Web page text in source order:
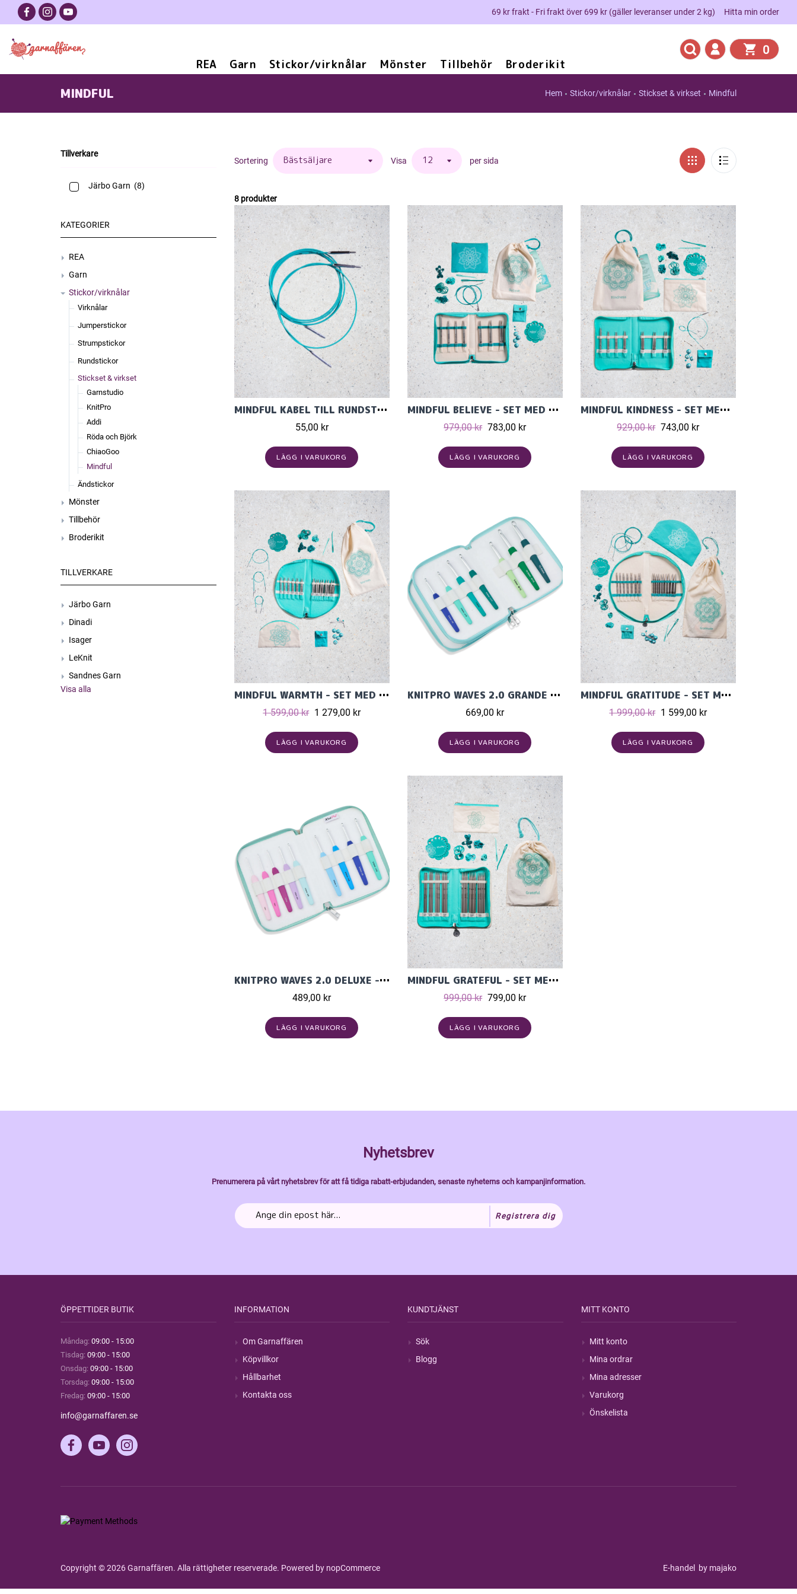
69 kr frakt - Fri frakt över 699 kr (gäller leveranser under 2 kg) Hitta min order
REA Garn Stickor/virknålar Mönster Tillbehör Broderikit
0
MINDFUL Hem Stickor/virknålar Stickset & virkset Mindful
Sortering Visa per sida
8 produkter
MINDFUL KABEL TILL RUNDSTICKA
55,00 kr
LÄGG I VARUKORG
MINDFUL BELIEVE - SET MED ÄNDSTICKOR (7 PAR, 13 CM) OCH TILLBEHÖR
979,00 kr 783,00 kr
LÄGG I VARUKORG
MINDFUL KINDNESS - SET MED KORTA ÄNDSTICKOR (7 PAR, 10 CM) OCH TILLBEHÖR
929,00 kr 743,00 kr
LÄGG I VARUKORG
MINDFUL WARMTH - SET MED KORTA ÄNDSTICKOR (11 PAR, 10 CM) OCH TILLBEHÖR
1 599,00 kr 1 279,00 kr
LÄGG I VARUKORG
KNITPRO WAVES 2.0 GRANDE - SET MED VIRKNÅLAR (14 ST)
669,00 kr
LÄGG I VARUKORG
MINDFUL GRATITUDE - SET MED ÄNDSTICKOR (12 PAR, 13 CM) OCH TILLBEHÖR
1 999,00 kr 1 599,00 kr
LÄGG I VARUKORG
KNITPRO WAVES 2.0 DELUXE - SET MED VIRKNÅLAR (9 ST)
489,00 kr
LÄGG I VARUKORG
MINDFUL GRATEFUL - SET MED STRUMPSTICKOR (7 ST, 15 CM) OCH TILLBEHÖR
999,00 kr 799,00 kr
LÄGG I VARUKORG
Tillverkare
Järbo Garn (8)
KATEGORIER
REA
Garn
Stickor/virknålar
Virknålar
Jumperstickor
Strumpstickor
Rundstickor
Stickset & virkset
Garnstudio
KnitPro
Addi
Röda och Björk
ChiaoGoo
Mindful
Ändstickor
Mönster
Tillbehör
Broderikit
TILLVERKARE
Järbo Garn
Dinadi
Isager
LeKnit
Sandnes Garn
Visa alla
Nyhetsbrev
Prenumerera på vårt nyhetsbrev för att få tidiga rabatt-erbjudanden, senaste nyheterns och kampanjinformation.
Registrera dig
ÖPPETTIDER BUTIK
Måndag: 09:00 - 15:00
Tisdag: 09:00 - 15:00
Onsdag: 09:00 - 15:00
Torsdag: 09:00 - 15:00
Fredag: 09:00 - 15:00
info@garnaffaren.se
INFORMATION
Om Garnaffären
Köpvillkor
Hållbarhet
Kontakta oss
KUNDTJÄNST
Sök
Blogg
MITT KONTO
Mitt konto
Mina ordrar
Mina adresser
Varukorg
Önskelista
Copyright © 2026 Garnaffären. Alla rättigheter reserverade. Powered by nopCommerce E-handel by majako